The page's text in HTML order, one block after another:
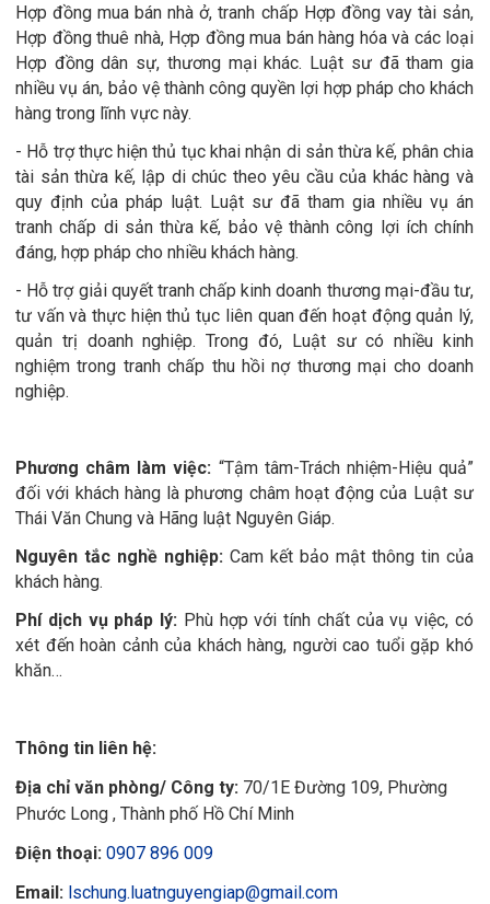
Hợp đồng mua bán nhà ở, tranh chấp Hợp đồng vay tài sản,
Hợp đồng thuê nhà, Hợp đồng mua bán hàng hóa và các loại
Hợp đồng dân sự, thương mại khác. Luật sư đã tham gia
nhiều vụ án, bảo vệ thành công quyền lợi hợp pháp cho khách
hàng trong lĩnh vực này.
- Hỗ trợ thực hiện thủ tục khai nhận di sản thừa kế, phân chia
tài sản thừa kế, lập di chúc theo yêu cầu của khác hàng và
quy định của pháp luật. Luật sư đã tham gia nhiều vụ án
tranh chấp di sản thừa kế, bảo vệ thành công lợi ích chính
đáng, hợp pháp cho nhiều khách hàng.
- Hỗ trợ giải quyết tranh chấp kinh doanh thương mại-đầu tư,
tư vấn và thực hiện thủ tục liên quan đến hoạt động quản lý,
quản trị doanh nghiệp. Trong đó, Luật sư có nhiều kinh
nghiệm trong tranh chấp thu hồi nợ thương mại cho doanh
nghiệp.
Phương châm làm việc: “Tậm tâm-Trách nhiệm-Hiệu quả”
đối với khách hàng là phương châm hoạt động của Luật sư
Thái Văn Chung và Hãng luật Nguyên Giáp.
Nguyên tắc nghề nghiệp: Cam kết bảo mật thông tin của
khách hàng.
Phí dịch vụ pháp lý: Phù hợp với tính chất của vụ việc, có
xét đến hoàn cảnh của khách hàng, người cao tuổi gặp khó
khăn…
Thông tin liên hệ:
Địa chỉ văn phòng/ Công ty: 70/1E Đường 109, Phường
Phước Long , Thành phố Hồ Chí Minh
Điện thoại: 0907 896 009
Email: lschung.luatnguyengiap@gmail.com